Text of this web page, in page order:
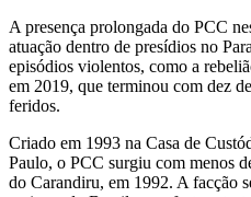
A presença prolongada do PCC
atuação dentro de presídios no
episódios violentos, como a
em 2019, que terminou com dez
feridos.
Criado em 1993 na Casa de
Paulo, o PCC surgiu com menos
do Carandiru, em 1992. A facção